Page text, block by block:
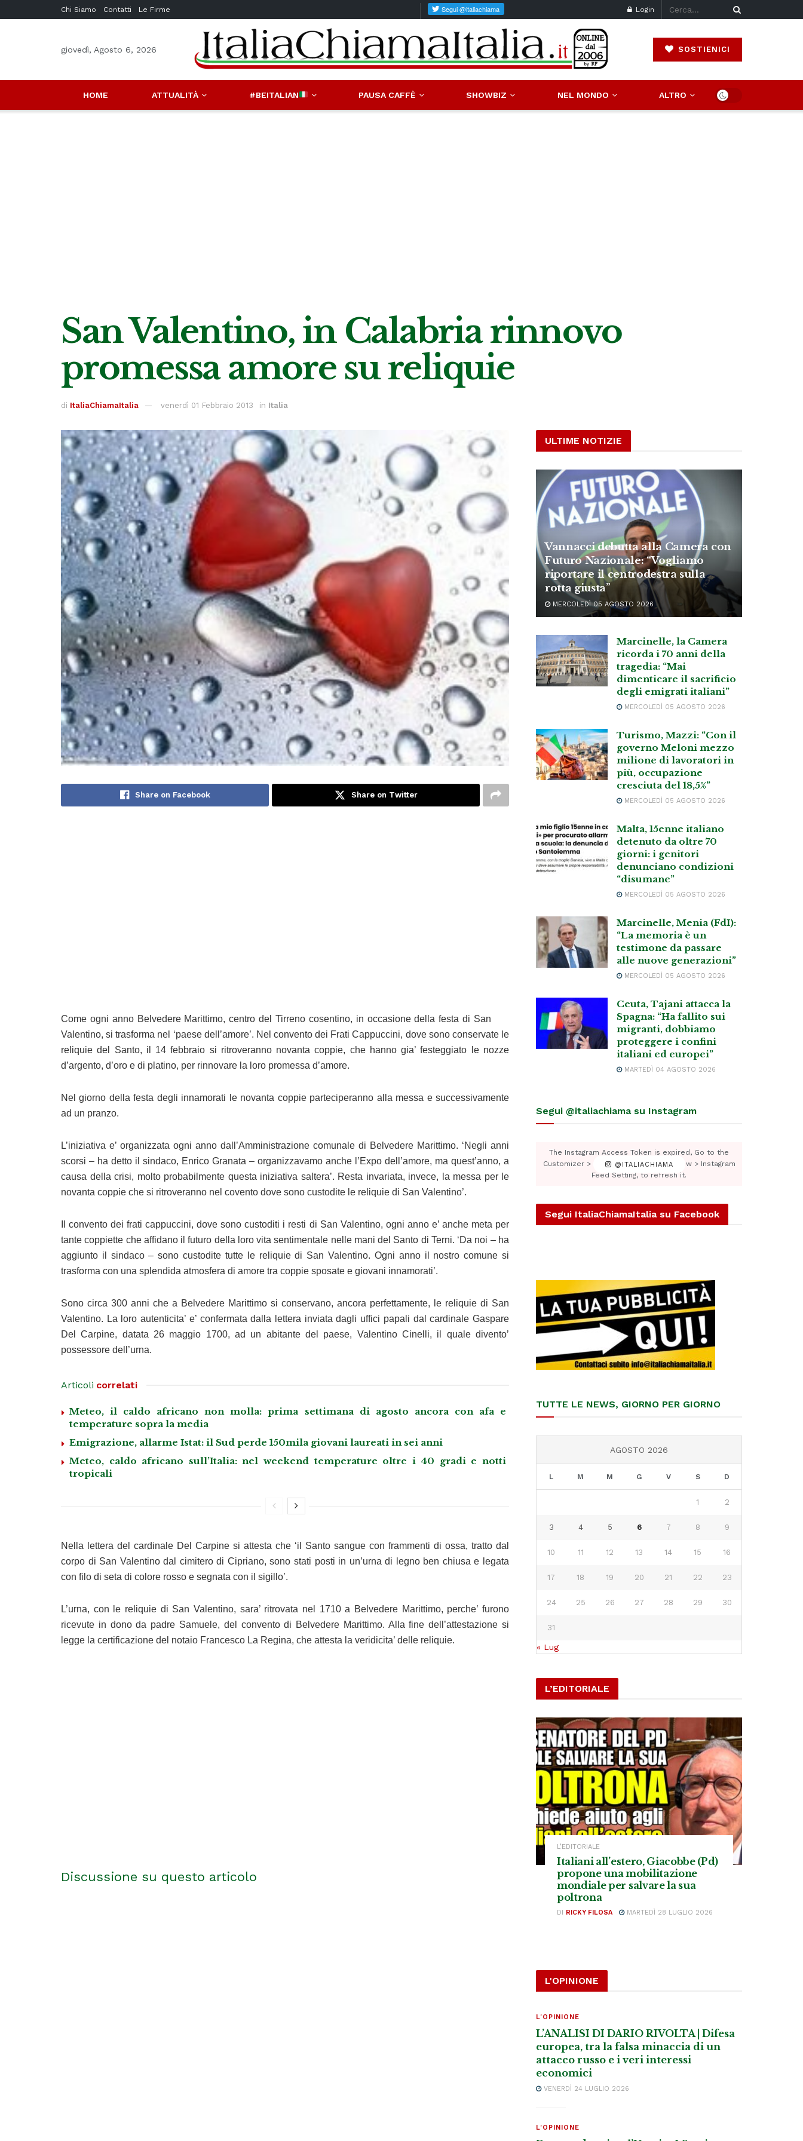
Chi Siamo Contatti Le Firme Login
giovedì, Agosto 6, 2026 SOSTIENICI
HOME ATTUALITÀ #BEITALIAN PAUSA CAFFÈ SHOWBIZ NEL MONDO ALTRO
San Valentino, in Calabria rinnovo
promessa amore su reliquie
di ItaliaChiamaItalia venerdì 01 Febbraio 2013 in Italia
Share on Facebook Share on Twitter
Come ogni anno Belvedere Marittimo, centro del Tirreno cosentino, in occasione della festa di San
Valentino, si trasforma nel ‘paese dell’amore’. Nel convento dei Frati Cappuccini, dove sono conservate le
reliquie del Santo, il 14 febbraio si ritroveranno novanta coppie, che hanno gia’ festeggiato le nozze
d’argento, d’oro e di platino, per rinnovare la loro promessa d’amore.
Nel giorno della festa degli innamorati le novanta coppie parteciperanno alla messa e successivamente
ad un pranzo.
L’iniziativa e’ organizzata ogni anno dall’Amministrazione comunale di Belvedere Marittimo. ‘Negli anni
scorsi – ha detto il sindaco, Enrico Granata – organizzavamo anche l’Expo dell’amore, ma quest’anno, a
causa della crisi, molto probabilmente questa iniziativa saltera’. Resta invariata, invece, la messa per le
novanta coppie che si ritroveranno nel covento dove sono custodite le reliquie di San Valentino’.
Il convento dei frati cappuccini, dove sono custoditi i resti di San Valentino, ogni anno e’ anche meta per
tante coppiette che affidano il futuro della loro vita sentimentale nelle mani del Santo di Terni. ‘Da noi – ha
aggiunto il sindaco – sono custodite tutte le reliquie di San Valentino. Ogni anno il nostro comune si
trasforma con una splendida atmosfera di amore tra coppie sposate e giovani innamorati’.
Sono circa 300 anni che a Belvedere Marittimo si conservano, ancora perfettamente, le reliquie di San
Valentino. La loro autenticita’ e’ confermata dalla lettera inviata dagli uffici papali dal cardinale Gaspare
Del Carpine, datata 26 maggio 1700, ad un abitante del paese, Valentino Cinelli, il quale divento’
possessore dell’urna.
Articoli correlati
Meteo, il caldo africano non molla: prima settimana di agosto ancora con afa e
temperature sopra la media
Emigrazione, allarme Istat: il Sud perde 150mila giovani laureati in sei anni
Meteo, caldo africano sull’Italia: nel weekend temperature oltre i 40 gradi e notti
tropicali
Nella lettera del cardinale Del Carpine si attesta che ‘il Santo sangue con frammenti di ossa, tratto dal
corpo di San Valentino dal cimitero di Cipriano, sono stati posti in un’urna di legno ben chiusa e legata
con filo di seta di colore rosso e segnata con il sigillo’.
L’urna, con le reliquie di San Valentino, sara’ ritrovata nel 1710 a Belvedere Marittimo, perche’ furono
ricevute in dono da padre Samuele, del convento di Belvedere Marittimo. Alla fine dell’attestazione si
legge la certificazione del notaio Francesco La Regina, che attesta la veridicita’ delle reliquie.
Discussione su questo articolo
ULTIME NOTIZIE
Vannacci debutta alla Camera con
Futuro Nazionale: “Vogliamo
riportare il centrodestra sulla
rotta giusta”
MERCOLEDÌ 05 AGOSTO 2026
Marcinelle, la Camera
ricorda i 70 anni della
tragedia: “Mai
dimenticare il sacrificio
degli emigrati italiani”
MERCOLEDÌ 05 AGOSTO 2026
Turismo, Mazzi: “Con il
governo Meloni mezzo
milione di lavoratori in
più, occupazione
cresciuta del 18,5%”
MERCOLEDÌ 05 AGOSTO 2026
Malta, 15enne italiano
detenuto da oltre 70
giorni: i genitori
denunciano condizioni
“disumane”
MERCOLEDÌ 05 AGOSTO 2026
Marcinelle, Menia (FdI):
“La memoria è un
testimone da passare
alle nuove generazioni”
MERCOLEDÌ 05 AGOSTO 2026
Ceuta, Tajani attacca la
Spagna: “Ha fallito sui
migranti, dobbiamo
proteggere i confini
italiani ed europei”
MARTEDÌ 04 AGOSTO 2026
Segui @italiachiama su Instagram
@ITALIACHIAMA
The Instagram Access Token is expired, Go to the
Customizer > JNews : Social, Like & View > Instagram
Feed Setting, to refresh it.
Segui ItaliaChiamaItalia su Facebook
TUTTE LE NEWS, GIORNO PER GIORNO
AGOSTO 2026
L M M G V S D
1 2
3 4 5 6 7 8 9
10 11 12 13 14 15 16
17 18 19 20 21 22 23
24 25 26 27 28 29 30
31
« Lug
L’EDITORIALE
L’EDITORIALE
Italiani all’estero, Giacobbe (Pd)
propone una mobilitazione
mondiale per salvare la sua
poltrona
DI RICKY FILOSA MARTEDÌ 28 LUGLIO 2026
L'OPINIONE
L'OPINIONE
L’ANALISI DI DARIO RIVOLTA | Difesa
europea, tra la falsa minaccia di un
attacco russo e i veri interessi
economici
VENERDÌ 24 LUGLIO 2026
L'OPINIONE